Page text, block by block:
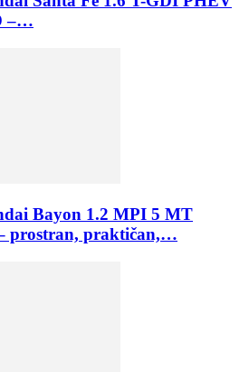
–…
Bayon 1.2 MPI 5 MT
prostran, praktičan,…